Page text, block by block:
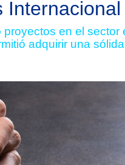
Internacional
en el sector
adquirir una